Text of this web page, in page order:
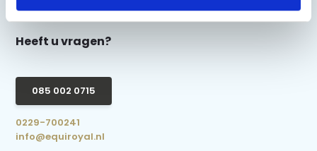
Heeft u vragen?
085 002 0715
0229-700241
info@equiroyal.nl